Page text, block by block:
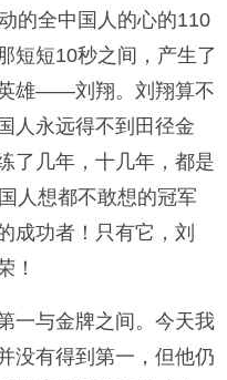
的全中国人的心的110
短短10秒之间，产生了
雄——刘翔。刘翔算不
人永远得不到田径金
了几年，十几年，都是
人想都不敢想的冠军
成功者！只有它，刘
！
一与金牌之间。今天我
没有得到第一，但他仍